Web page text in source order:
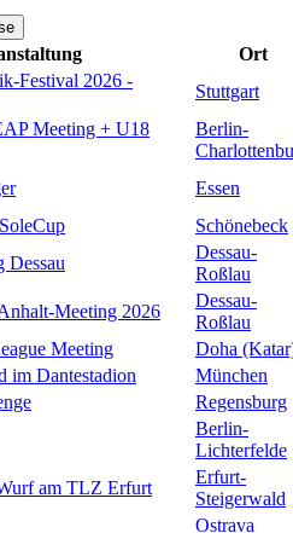
Ort
Festival 2026 -
Stuttgart
Meeting + U18
Berlin-
Essen
Schönebeck
Dessau
Dessau-
Roßlau
Meeting 2026
Dessau-
Roßlau
Meeting
Doha
im Dantestadion
München
Regensburg
Berlin-
Lichterfelde
am TLZ Erfurt
Erfurt-
Steigerwald
Ostrava